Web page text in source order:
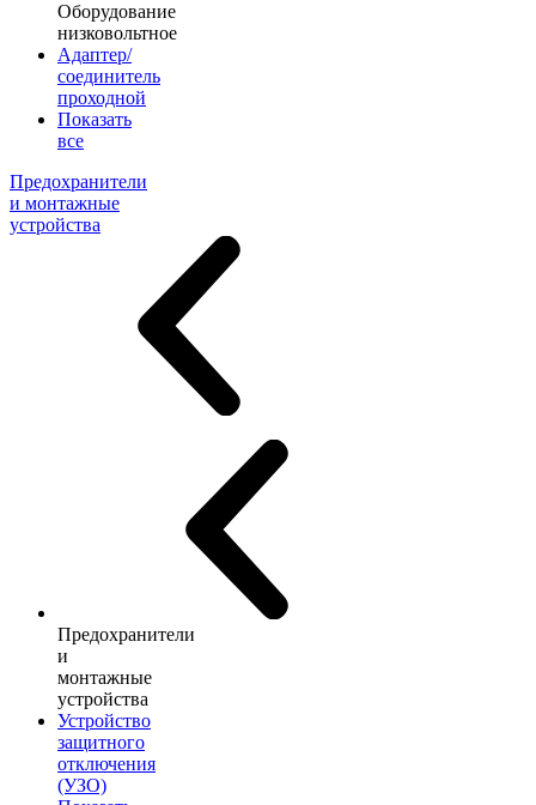
Оборудование
низковольтное
Адаптер/
соединитель
проходной
Показать
все
Предохранители
и монтажные
устройства
Предохранители
и
монтажные
устройства
Устройство
защитного
отключения
(УЗО)